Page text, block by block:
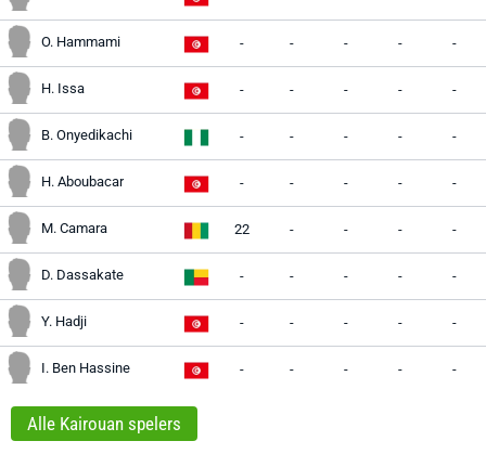
O. Hammami - - - - -
H. Issa - - - - -
B. Onyedikachi - - - - -
H. Aboubacar - - - - -
M. Camara 22 - - - -
D. Dassakate - - - - -
Y. Hadji - - - - -
I. Ben Hassine - - - - -
Alle Kairouan spelers